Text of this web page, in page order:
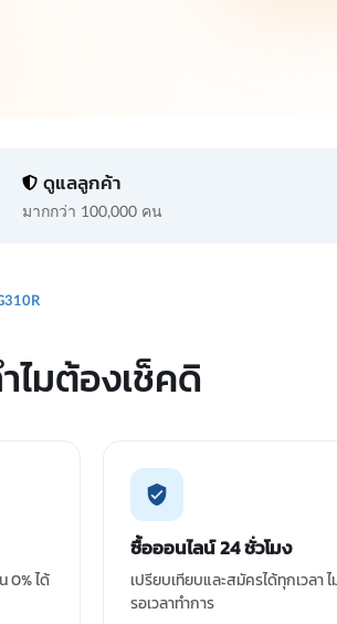
ดูแลลูกค้า
มากกว่า 100,000 คน
ไมต้องเช็คดิ
0% ได้
ซื้อออนไลน์ 24 ชั่วโมง
เปรียบเทียบและสมัครได้ทุกเวลา
รอเวลาทำการ